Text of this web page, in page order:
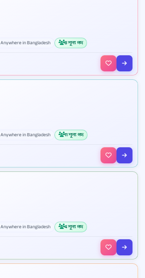
Anywhere in Bangladesh 8 শূন্য পদ
Anywhere in Bangladesh 11 শূন্য পদ
Anywhere in Bangladesh 4 শূন্য পদ